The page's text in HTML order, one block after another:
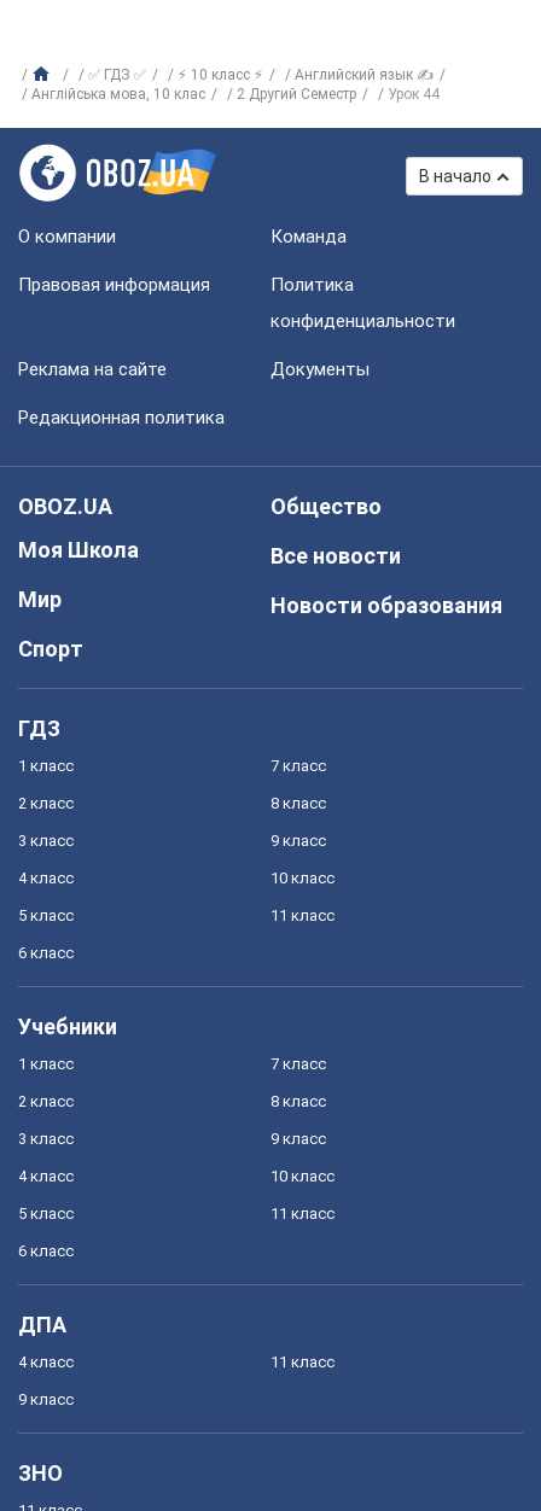
✅ ГДЗ ✅ ⚡ 10 класс ⚡
Английский язык ✍
Англiйська мова, 10 клас
2 Другий Семестр Урок 44
В начало
О компании Команда
Правовая информация
Политика
конфиденциальности
Реклама на сайте Документы
Редакционная политика
OBOZ.UA
Моя Школа
Мир
Спорт
Общество
Все новости
Новости образования
ГДЗ
1 класс
2 класс
3 класс
4 класс
5 класс
6 класс
7 класс
8 класс
9 класс
10 класс
11 класс
Учебники
1 класс
2 класс
3 класс
4 класс
5 класс
6 класс
7 класс
8 класс
9 класс
10 класс
11 класс
ДПА
4 класс
9 класс
11 класс
ЗНО